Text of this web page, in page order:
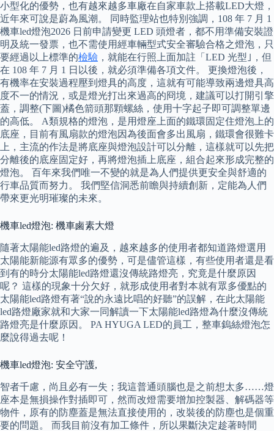
小型化的優勢，也有越來越多車廠在自家車款上搭載LED大燈，
近年來可說是蔚為風潮。 同時監理站也特別強調，108 年 7 月 1
機車led燈泡2026 日前申請變更 LED 頭燈者，都不用準備安裝證
明及統一發票，也不需使用經車輛型式安全審驗合格之燈泡，只
要經過以上標準的檢驗 ，就能在行照上面加註「LED 光型｣，但
在 108 年 7 月 1 日以後，就必須準備各項文件。 更換燈泡後，
有機率在安裝過程壓到燈具的高度，這就有可能導致兩邊燈具高
度不一的情況，或是燈光打出來過高的冏境，建議可以打開引擎
蓋，調整(下圖)橘色箭頭那顆螺絲，使用十字起子即可調整單邊
的高低。 A類規格的燈泡，是用燈座上面的鐵環固定住燈泡上的
底座，目前有風扇款的燈泡因為後面會多出風扇，鐵環會很難卡
上，主流的作法是將底座與燈泡設計可以分離，這樣就可以先把
分離後的底座固定好，再將燈泡插上底座，組合起來形成完整的
燈泡。 百年來我們唯一不變的就是為人們提供更安全與舒適的
行車品質而努力。 我們堅信洞悉前瞻與持續創新，定能為人們
帶來更光明璀璨的未來。
機車led燈泡: 機車鹵素大燈
隨著太陽能led路燈的遍及，越來越多的使用者都知道路燈選用
太陽能新能源有眾多的優勢，可是儘管這樣，有些使用者還是看
到有的時分太陽能led路燈還沒傳統路燈亮，究竟是什麼原因
呢？ 這樣的現象十分欠好，就形成使用者對本就有眾多優點的
太陽能led路燈有著“說的永遠比唱的好聽”的誤解，在此太陽能
led路燈廠家就和大家一同解讀一下太陽能led路燈為什麼沒傳統
路燈亮是什麼原因。 PA HYUGA LED的員工，整車鎢絲燈泡怎
麼說得過去呢！
機車led燈泡: 安全守護,
智者千慮，尚且必有一失；我這普通頭腦也是之前想太多……燈
座本是無損操作對插即可，然而改燈需要增加控製器、解碼器等
物件，原有的防塵蓋是無法直接使用的，改裝後的防塵也是個重
要的問題。 而我目前沒有加工條件，所以果斷決定趁著時間